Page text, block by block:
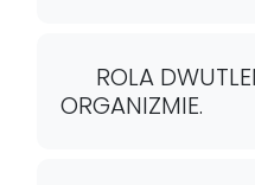
ROLA
ORGANIZMIE.